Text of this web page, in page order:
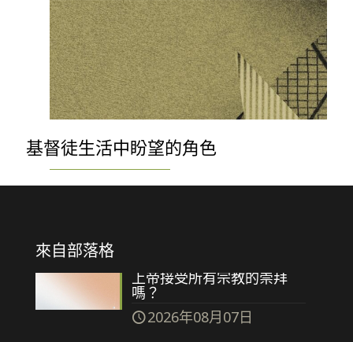
基督徒生活中盼望的角色
來自部落格
上帝接受所有宗教的崇拜
嗎？
2026年08月07日